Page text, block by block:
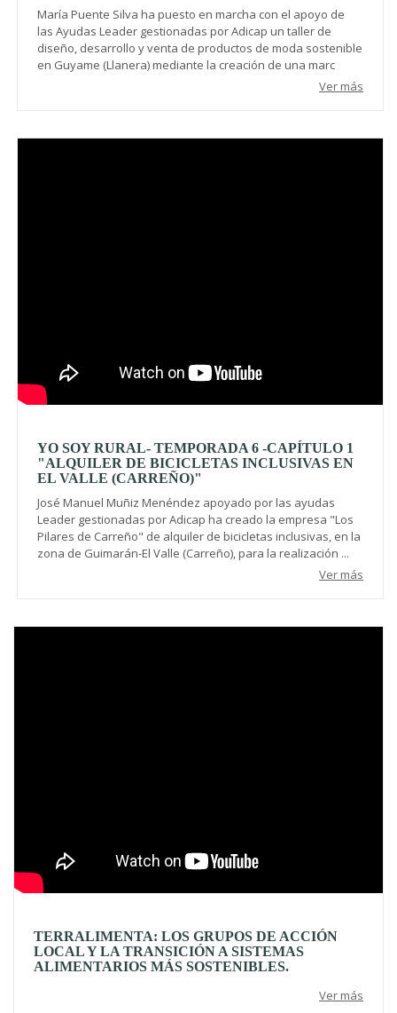
María Puente Silva ha puesto en marcha con el apoyo de
las Ayudas Leader gestionadas por Adicap un taller de
diseño, desarrollo y venta de productos de moda sostenible
en Guyame (Llanera) mediante la creación de una marc
Ver más
YO SOY RURAL- TEMPORADA 6 -CAPÍTULO 1
"ALQUILER DE BICICLETAS INCLUSIVAS EN
EL VALLE (CARREÑO)"
José Manuel Muñiz Menéndez apoyado por las ayudas
Leader gestionadas por Adicap ha creado la empresa "Los
Pilares de Carreño" de alquiler de bicicletas inclusivas, en la
zona de Guimarán-El Valle (Carreño), para la realización ...
Ver más
TERRALIMENTA: LOS GRUPOS DE ACCIÓN
LOCAL Y LA TRANSICIÓN A SISTEMAS
ALIMENTARIOS MÁS SOSTENIBLES.
Ver más